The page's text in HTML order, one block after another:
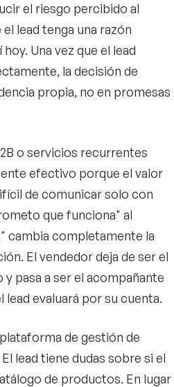
el riesgo percibido al
lead tenga una razón
Una vez que el lead
la decisión de
propia, no en promesas
o servicios recurrentes
efectivo porque el valor
de comunicar solo con
que funciona" al
cambia completamente la
El vendedor deja de ser el
pasa a ser el acompañante
lead evaluará por su cuenta.
de gestión de
lead tiene dudas sobre si el
de productos. En lugar